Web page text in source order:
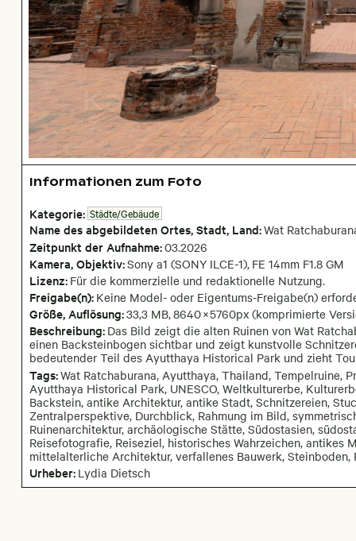
Informationen zum Foto
Kategorie: Städte/Gebäude
Name des abgebildeten Ortes,Stadt, Land:Wat
Zeitpunkt der Aufnahme:03.2026
Kamera, Objektiv:Sony a1 (SONY ILCE-1), FE 14mm F1.8 GM
Lizenz: Für die kommerzielle und redaktionelle Nutzung.
Freigabe(n): Keine Model- oder Eigentums-Freigabe(n)
Größe, Auflösung:33,3 MB,8640×5760px (komprimierte
Beschreibung: Das Bild zeigt die alten Ruinen von Wat
einen Backsteinbogen sichtbar und zeigt kunstvolle
bedeutender Teil des Ayutthaya Historical Park und zieht
Tags:Wat Ratchaburana, Ayutthaya, Thailand, Tempelruine,
Ayutthaya Historical Park, UNESCO, Weltkulturerbe,
Backstein, antike Architektur, antike Stadt, Schnitzereien,
Zentralperspektive, Durchblick, Rahmung im Bild,
Ruinenarchitektur, archäologische Stätte, Südostasien,
Reisefotografie, Reiseziel, historisches Wahrzeichen,
mittelalterliche Architektur, verfallenes Bauwerk, Steinboden,
Urheber: Lydia Dietsch